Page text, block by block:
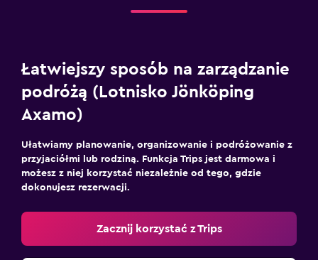
Łatwiejszy sposób na zarządzanie
podróżą (Lotnisko Jönköping
Axamo)
Ułatwiamy planowanie, organizowanie i podróżowanie z
przyjaciółmi lub rodziną. Funkcja Trips jest darmowa i
możesz z niej korzystać niezależnie od tego, gdzie
dokonujesz rezerwacji.
Zacznij korzystać z Trips